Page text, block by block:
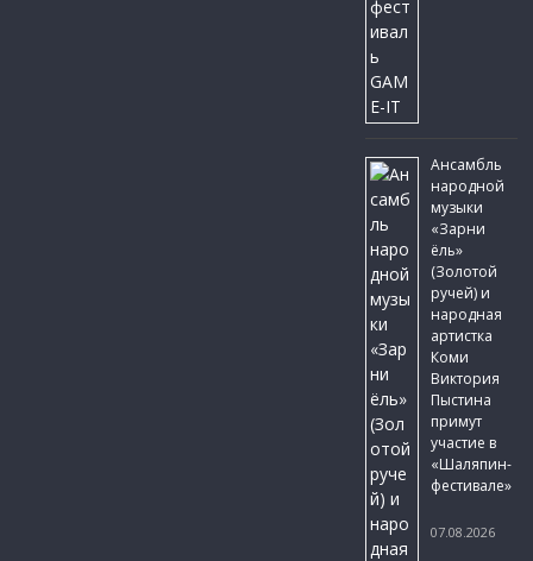
Ансамбль
народной
музыки
«Зарни
ёль»
(Золотой
ручей) и
народная
артистка
Коми
Виктория
Пыстина
примут
участие в
«Шаляпин-
фестивале»
07.08.2026